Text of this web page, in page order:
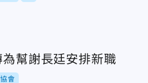
幫謝長廷安排新職
會